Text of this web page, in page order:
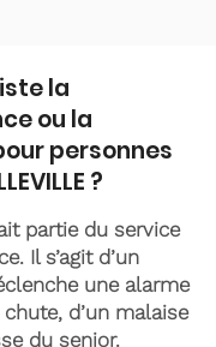
la
ou la
personnes
?
partie du service
Il s’agit d’un
une alarme
d’un malaise
du senior.